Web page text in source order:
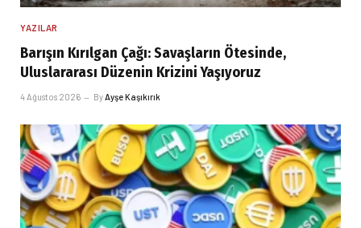
YAZILAR
Barışın Kırılgan Çağı: Savaşların Ötesinde,
Uluslararası Düzenin Krizini Yaşıyoruz
4 Ağustos 2026 ByAyşe Kaşıkırık